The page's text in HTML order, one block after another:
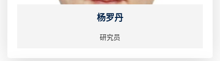
杨罗丹
研究员